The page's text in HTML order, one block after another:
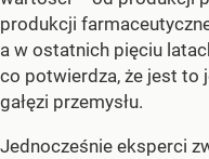
produkcji
a w ostatnich pięciu
co potwierdza, że jest to
gałęzi przemysłu.
Jednocześnie eksperci